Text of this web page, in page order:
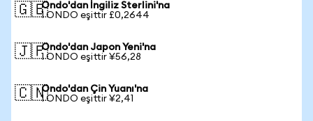
🇬🇧Ondo'dan İngiliz Sterlini'na
1 ONDO eşittir £0,2644
🇯🇵Ondo'dan Japon Yeni'na
1 ONDO eşittir ¥56,28
🇨🇳Ondo'dan Çin Yuanı'na
1 ONDO eşittir ¥2,41